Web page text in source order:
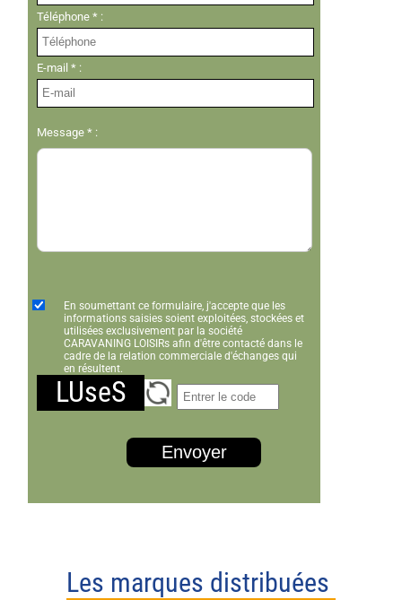
Téléphone * :
E-mail * :
Message * :
En soumettant ce formulaire, j'accepte que les
informations saisies soient exploitées, stockées et
utilisées exclusivement par la société
CARAVANING LOISIRs afin d'être contacté dans le
cadre de la relation commerciale d'échanges qui
en résultent.
LUseS
Envoyer
Les marques distribuées